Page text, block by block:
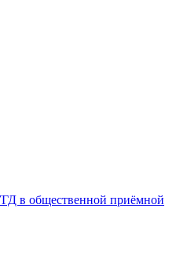
в общественной приёмной